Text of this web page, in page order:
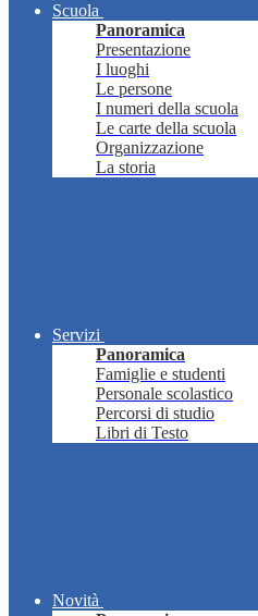
Scuola
Panoramica
Presentazione
I luoghi
Le persone
I numeri della scuola
Le carte della scuola
Organizzazione
La storia
Servizi
Panoramica
Famiglie e studenti
Personale scolastico
Percorsi di studio
Libri di Testo
Novità